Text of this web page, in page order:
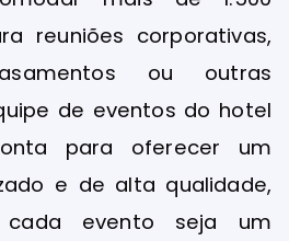
reuniões corporativas,
ou outras
de eventos do hotel
para oferecer um
e de alta qualidade,
cada evento seja um